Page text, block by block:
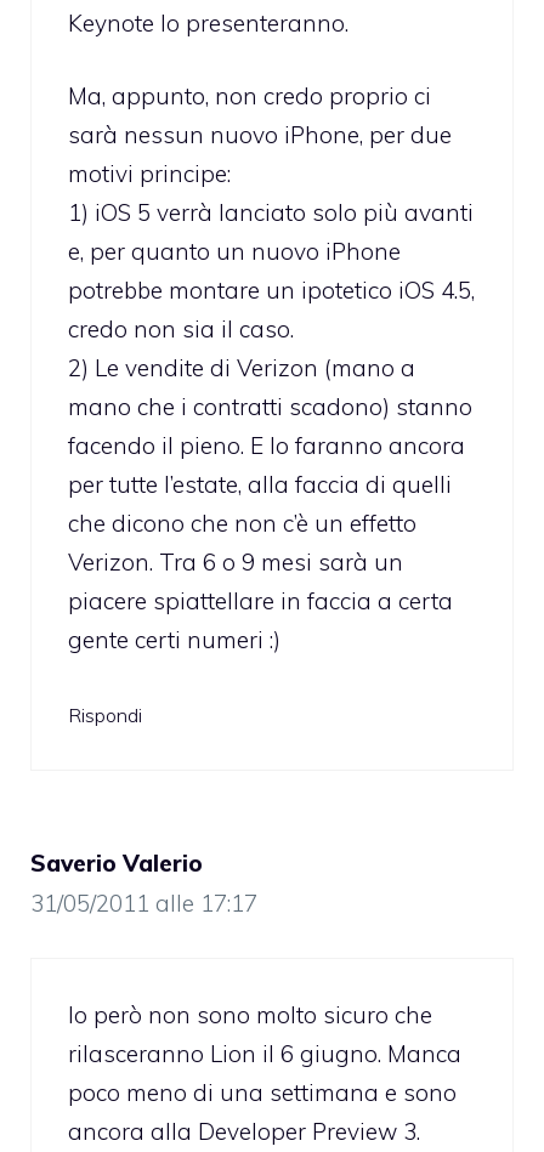
Keynote lo presenteranno.
Ma, appunto, non credo proprio ci
sarà nessun nuovo iPhone, per due
motivi principe:
1) iOS 5 verrà lanciato solo più avanti
e, per quanto un nuovo iPhone
potrebbe montare un ipotetico iOS 4.5,
credo non sia il caso.
2) Le vendite di Verizon (mano a
mano che i contratti scadono) stanno
facendo il pieno. E lo faranno ancora
per tutte l’estate, alla faccia di quelli
che dicono che non c’è un effetto
Verizon. Tra 6 o 9 mesi sarà un
piacere spiattellare in faccia a certa
gente certi numeri :)
Rispondi
Saverio Valerio
31/05/2011 alle 17:17
Io però non sono molto sicuro che
rilasceranno Lion il 6 giugno. Manca
poco meno di una settimana e sono
ancora alla Developer Preview 3.